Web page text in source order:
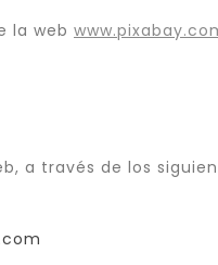
la web
a través de los